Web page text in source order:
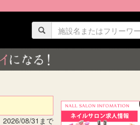
2026/08/31まで